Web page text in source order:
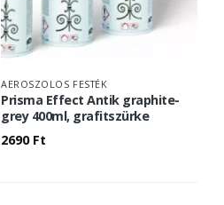
AEROSZOLOS FESTÉK
Prisma Effect Antik graphite-
grey 400ml, grafitszürke
2690 Ft